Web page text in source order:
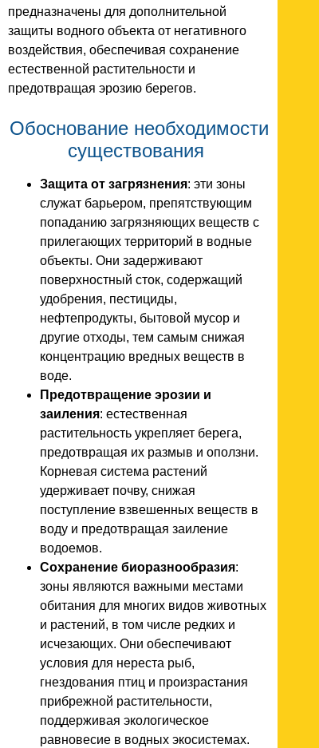
предназначены для дополнительной
защиты водного объекта от негативного
воздействия, обеспечивая сохранение
естественной растительности и
предотвращая эрозию берегов.
Обоснование необходимости
существования
Защита от загрязнения: эти зоны
служат барьером, препятствующим
попаданию загрязняющих веществ с
прилегающих территорий в водные
объекты. Они задерживают
поверхностный сток, содержащий
удобрения, пестициды,
нефтепродукты, бытовой мусор и
другие отходы, тем самым снижая
концентрацию вредных веществ в
воде.
Предотвращение эрозии и
заиления: естественная
растительность укрепляет берега,
предотвращая их размыв и оползни.
Корневая система растений
удерживает почву, снижая
поступление взвешенных веществ в
воду и предотвращая заиление
водоемов.
Сохранение биоразнообразия:
зоны являются важными местами
обитания для многих видов животных
и растений, в том числе редких и
исчезающих. Они обеспечивают
условия для нереста рыб,
гнездования птиц и произрастания
прибрежной растительности,
поддерживая экологическое
равновесие в водных экосистемах.